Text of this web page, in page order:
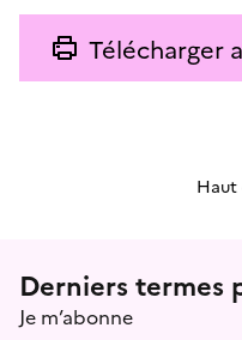
Télécharger
Haut
Menu
Derniers termes
Je m’abonne